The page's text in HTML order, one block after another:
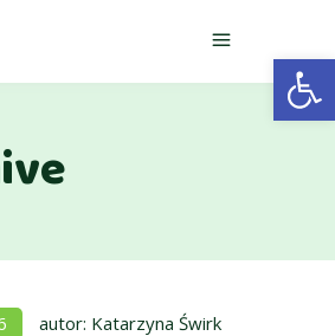
autor: Katarzyna Świrk